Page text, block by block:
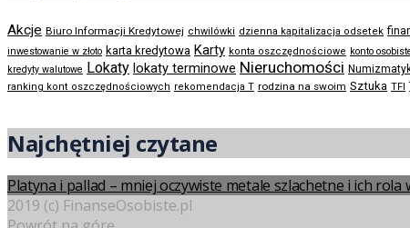
Akcje Biuro Informacji Kredytowej chwilówki dzienna kapitalizacja odsetek
inwestowanie w złoto karta kredytowa Karty konta oszczędnościowe konto
kredyty walutowe Lokaty lokaty terminowe Nieruchomości
ranking kont oszczędnościowych rekomendacja T rodzina na swoim Sztuka TFI
Najchętniej czytane
Platyna i pallad – mniej oczywiste metale szlachetne i ich
2019 (c) FinanseOsobiste.pl